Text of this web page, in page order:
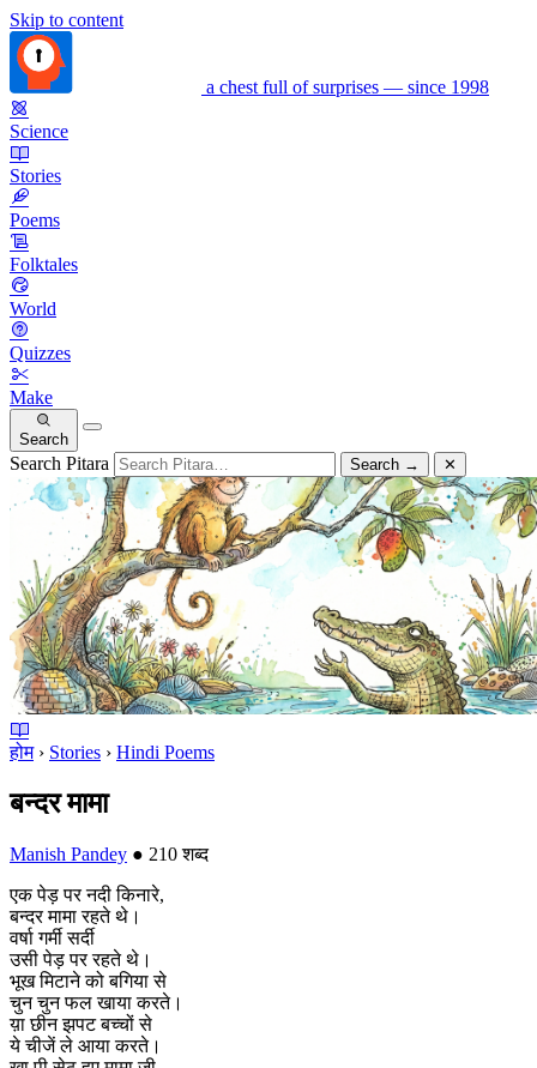
Skip to content
a chest full of surprises — since 1998
Science
Stories
Poems
Folktales
World
Quizzes
Make
Search
Search Pitara Search → ✕
होम› Stories › Hindi Poems
बन्दर मामा
Manish Pandey ● 210 शब्द
एक पेड़ पर नदी किनारे,
बन्दर मामा रहते थे।
वर्षा गर्मी सर्दी
उसी पेड़ पर रहते थे।
भूख मिटाने को बगिया से
चुन चुन फल खाया करते।
य़ा छीन झपट बच्चों से
ये चीजें ले आया करते।